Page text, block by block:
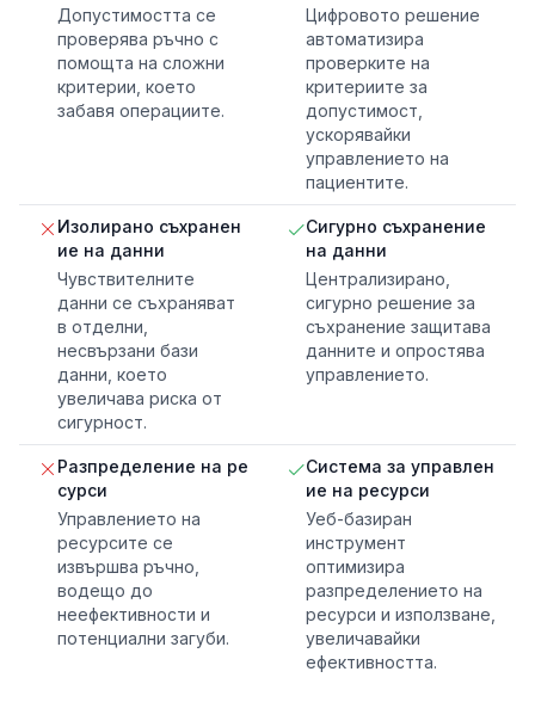
Допустимостта се
проверява ръчно с
помощта на сложни
критерии, което
забавя операциите.
Цифровото решение
автоматизира
проверките на
критериите за
допустимост,
ускорявайки
управлението на
пациентите.
Изолирано съхранен
ие на данни
Чувствителните
данни се съхраняват
в отделни,
несвързани бази
данни, което
увеличава риска от
сигурност.
Сигурно съхранение
на данни
Централизирано,
сигурно решение за
съхранение защитава
данните и опростява
управлението.
Разпределение на ре
сурси
Управлението на
ресурсите се
извършва ръчно,
водещо до
неефективности и
потенциални загуби.
Система за управлен
ие на ресурси
Уеб-базиран
инструмент
оптимизира
разпределението на
ресурси и използване,
увеличавайки
ефективността.